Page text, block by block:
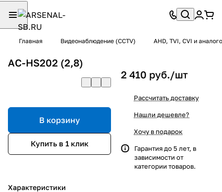
Главная Видеонаблюдение (CCTV) AHD, TVI, CVI и
AC-HS202 (2,8)
В корзину
Купить в 1 клик
Характеристики
2 410 руб./шт
Рассчитать доставку
Нашли дешевле?
Хочу в подарок
Гарантия до 5 лет, в
зависимости от
категории товаров.